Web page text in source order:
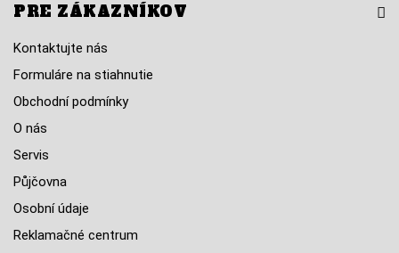
PRE ZÁKAZNÍKOV
Kontaktujte nás
Formuláre na stiahnutie
Obchodní podmínky
O nás
Servis
Půjčovna
Osobní údaje
Reklamačné centrum